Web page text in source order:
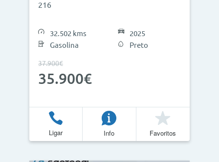
216
32.502 kms
Gasolina
2025
Preto
37.900€
35.900€
Ligar Info Favoritos